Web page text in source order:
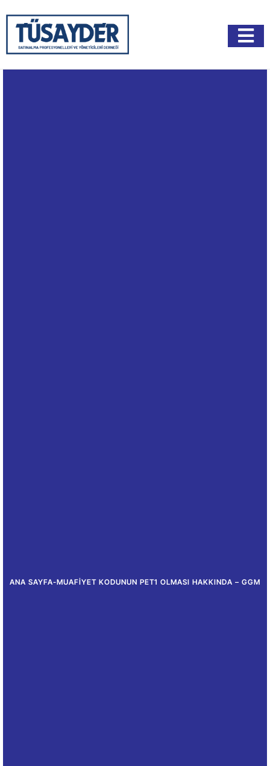
ANA SAYFA-MUAFIYET KODUNUN PET1 OLMASI HAKKINDA – GGM